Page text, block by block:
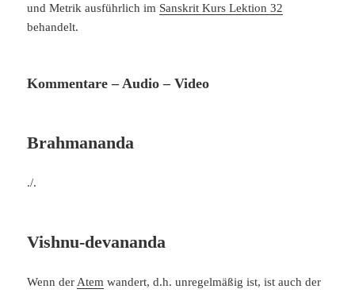
und Metrik ausführlich im Sanskrit Kurs Lektion 32
behandelt.
Kommentare – Audio – Video
Brahmananda
./.
Vishnu-devananda
Wenn der Atem wandert, d.h. unregelmäßig ist, ist auch der